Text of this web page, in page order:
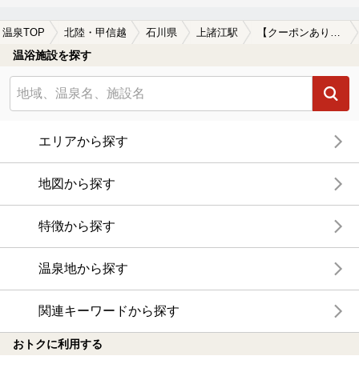
温泉TOP 北陸・甲信越 石川県 上諸江駅 【クーポンあり】駅近（徒歩10分以内）の上諸江駅近くの温泉、日帰り温泉、スーパー銭湯おすすめ
温浴施設を探す
エリアから探す
地図から探す
特徴から探す
温泉地から探す
関連キーワードから探す
おトクに利用する